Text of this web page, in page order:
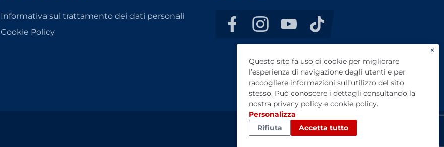
Informativa sul trattamento dei dati personali
Cookie Policy
×
Questo sito fa uso di cookie per migliorare
l’esperienza di navigazione degli utenti e per
raccogliere informazioni sull’utilizzo del sito
stesso. Può conoscere i dettagli consultando la
nostra privacy policy e cookie policy.
Personalizza
Rifiuta
Accetta tutto